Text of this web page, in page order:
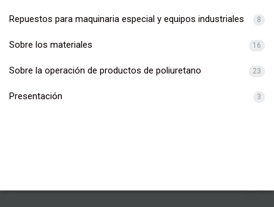
Repuestos para maquinaria especial y equipos industriales 8
Sobre los materiales 16
Sobre la operación de productos de poliuretano 23
Presentación 3